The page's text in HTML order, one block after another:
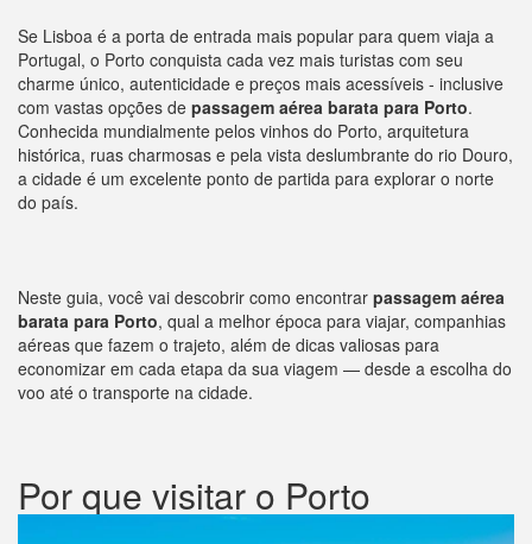
Se Lisboa é a porta de entrada mais popular para quem viaja a
Portugal, o Porto conquista cada vez mais turistas com seu
charme único, autenticidade e preços mais acessíveis - inclusive
com vastas opções de passagem aérea barata para Porto.
Conhecida mundialmente pelos vinhos do Porto, arquitetura
histórica, ruas charmosas e pela vista deslumbrante do rio Douro,
a cidade é um excelente ponto de partida para explorar o norte
do país.
Neste guia, você vai descobrir como encontrar passagem aérea
barata para Porto, qual a melhor época para viajar, companhias
aéreas que fazem o trajeto, além de dicas valiosas para
economizar em cada etapa da sua viagem — desde a escolha do
voo até o transporte na cidade.
Por que visitar o Porto